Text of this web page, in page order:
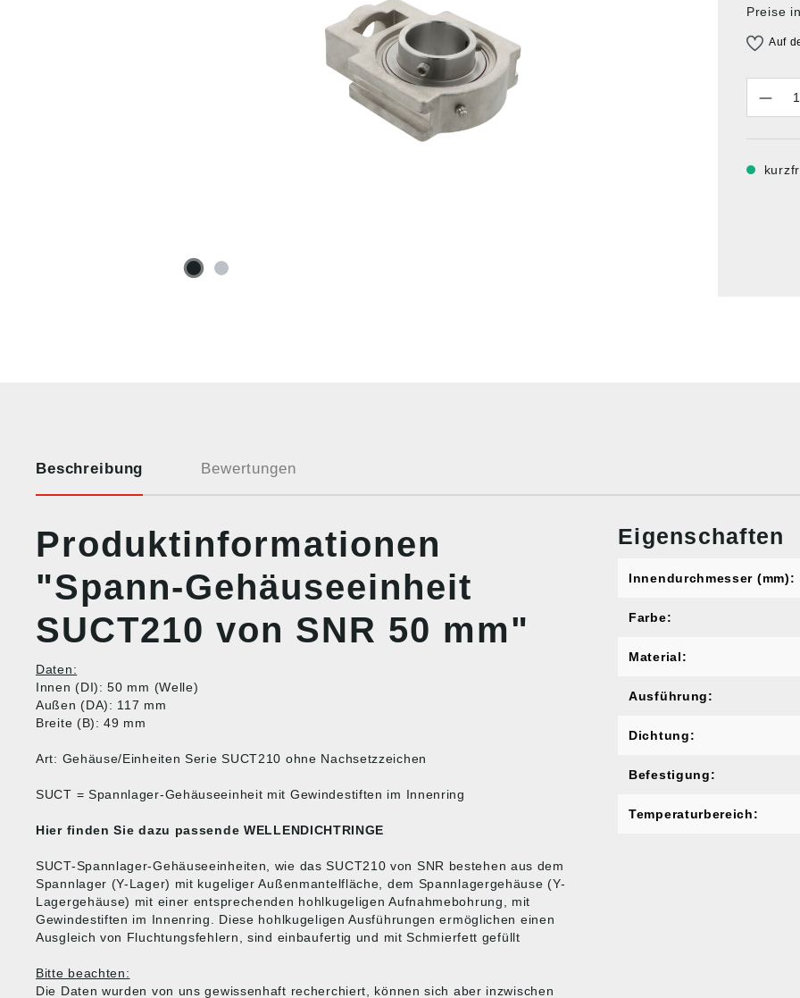
Preise
Auf
Beschreibung Bewertungen
Produktinformationen
"Spann-Gehäuseeinheit
SUCT210 von SNR 50 mm"
Daten:
Innen (DI): 50 mm (Welle)
Außen (DA): 117 mm
Breite (B): 49 mm
Art: Gehäuse/Einheiten Serie SUCT210 ohne Nachsetzzeichen
SUCT = Spannlager-Gehäuseeinheit mit Gewindestiften im Innenring
Hier finden Sie dazu passende WELLENDICHTRINGE
SUCT-Spannlager-Gehäuseeinheiten, wie das SUCT210 von SNR bestehen aus dem
Spannlager (Y-Lager) mit kugeliger Außenmantelfläche, dem Spannlagergehäuse (Y-
Lagergehäuse) mit einer entsprechenden hohlkugeligen Aufnahmebohrung, mit
Gewindestiften im Innenring. Diese hohlkugeligen Ausführungen ermöglichen einen
Ausgleich von Fluchtungsfehlern, sind einbaufertig und mit Schmierfett gefüllt
Bitte beachten:
Die Daten wurden von uns gewissenhaft recherchiert, können sich aber inzwischen
Eigenschaften
Innendurchmesser (mm):
Farbe:
Material:
Ausführung:
Dichtung:
Befestigung:
Temperaturbereich: